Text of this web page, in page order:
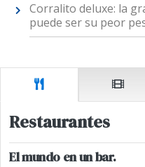
Corralito deluxe: la
puede ser su peor
Restaurantes
El mundo en un bar.